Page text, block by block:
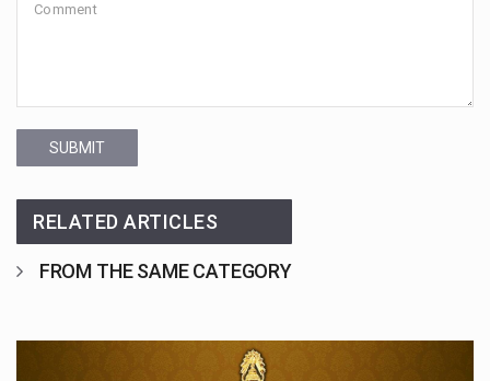
SUBMIT
RELATED ARTICLES
FROM THE SAME CATEGORY